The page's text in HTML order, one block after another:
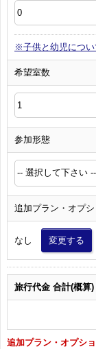
※子供と幼児につい
希望室数
参加形態
追加プラン・オプ
なし 変更する
旅行代金 合計(概算)
追加プラン・オプシ